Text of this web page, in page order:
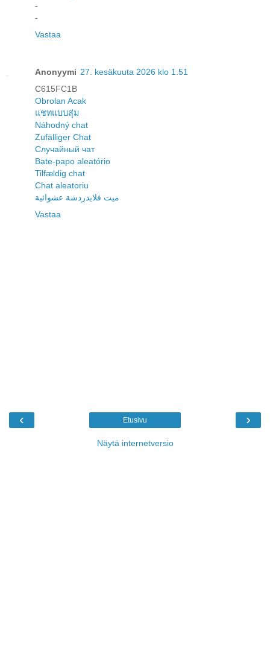
-
-
Vastaa
Anonyymi 27. kesäkuuta 2026 klo 1.51
C615FC1B
Obrolan Acak
แชทแบบสุ่ม
Náhodný chat
Zufälliger Chat
Случайный чат
Bate-papo aleatório
Tilfældig chat
Chat aleatoriu
ميت فلايدردشة عشوائية
Vastaa
‹ ›
Etusivu
Näytä internetversio